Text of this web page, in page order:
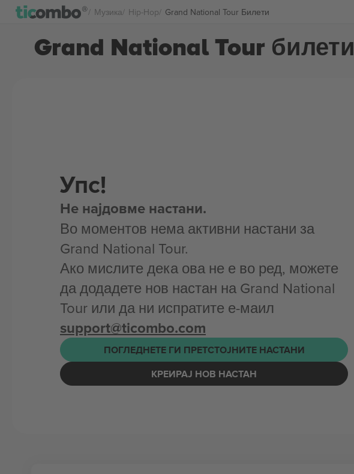
Музика Hip-Hop Grand National Tour Билети
Grand National Tour билети
Упс!
Не најдовме настани.
Во моментов нема активни настани за
Grand National Tour.
Ако мислите дека ова не е во ред, можете
да додадете нов настан на Grand National
Tour или да ни испратите е-маил
support@ticombo.com
ПОГЛЕДНЕТЕ ГИ ПРЕТСТОЈНИТЕ НАСТАНИ
КРЕИРАЈ НОВ НАСТАН